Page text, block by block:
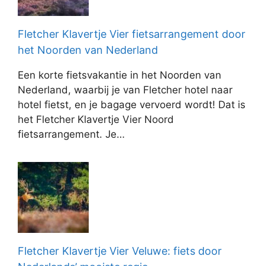
Fletcher Klavertje Vier fietsarrangement door
het Noorden van Nederland
Een korte fietsvakantie in het Noorden van
Nederland, waarbij je van Fletcher hotel naar
hotel fietst, en je bagage vervoerd wordt! Dat is
het Fletcher Klavertje Vier Noord
fietsarrangement. Je…
Fletcher Klavertje Vier Veluwe: fiets door